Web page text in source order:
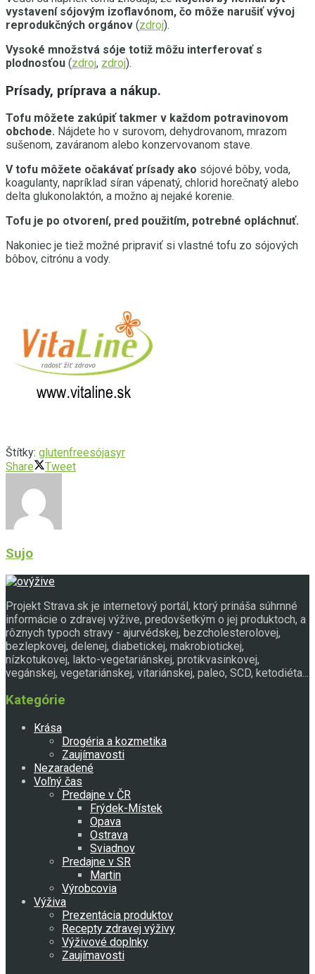
vystavení sójovým izoflavónom, čo môže narušiť vývoj
reprodukčných orgánov (zdroj).
Vysoké množstvá sóje totiž môžu interferovať s
plodnosťou (zdroj, zdroj).
Prísady, príprava a nákup.
Tofu môžete zakúpiť takmer v každom potravinovom
obchode. Nájdete ho v surovom, dehydrovanom, mrazom
sušenom, zaváranom alebo konzervovanom stave.
V tofu môžete očakávať prísady ako sójové bôby, voda,
koagulanty, napríklad síran vápenatý, chlorid horečnatý alebo
delta glukonolaktón, a možno aj nejaké korenie.
Tofu je po otvorení, pred použitím, potrebné opláchnuť.
Nakoniec je tiež možné pripraviť si vlastné tofu zo sójových
bôbov, citrónu a vody.
Štítky: glutenfreesójasyr
Share
Tweet
Sujo
Projekt Strava.sk je internetový portál, ktorý prináša súhrnné
informácie o zdravej výžive, predovšetkým o jej produktoch, a
rôznych typoch stravy - ajurvédskej, bezcholesterolovej,
bezlepkovej, delenej, diabetickej, makrobiotickej,
nízkotukovej, lakto-vegetariánskej, protikvasinkovej,
vegánskej, vegetariánskej, vitariánskej, paleo, SCD, ketodiéta...
Kategórie
Krása
Drogéria a kozmetika
Zaujímavosti
Nezaradené
Voľný čas
Predajne v ČR
Frýdek-Místek
Opava
Ostrava
Sviadnov
Predajne v SR
Martin
Výrobcovia
Výživa
Prezentácia produktov
Recepty zdravej výživy
Výživové doplnky
Zaujímavosti